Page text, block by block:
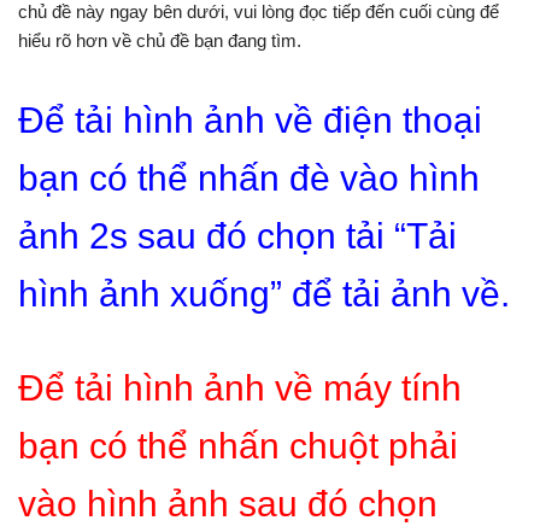
chủ đề này ngay bên dưới, vui lòng đọc tiếp đến cuối cùng để
hiểu rõ hơn về chủ đề bạn đang tìm.
Để tải hình ảnh về điện thoại
bạn có thể nhấn đè vào hình
ảnh 2s sau đó chọn tải “Tải
hình ảnh xuống” để tải ảnh về.
Để tải hình ảnh về máy tính
bạn có thể nhấn chuột phải
vào hình ảnh sau đó chọn